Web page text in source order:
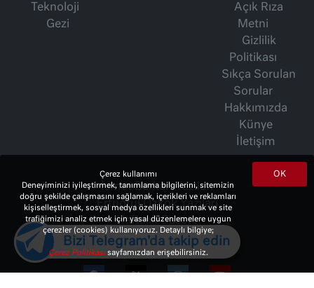
Teknoloji
Gezi
Açık Rıza
Metni
Gizlilik
Politikası
Sıkça Sorulan
Sorular
Hakkımızda
Künye
İletişim
İsmet Berkan Yazıları
Ertuğrul Özkök Yazıları
Haftalık Gazete
OK
Çerez kullanımı
Deneyiminizi iyileştirmek, tanımlama bilgilerini, sitemizin
doğru şekilde çalışmasını sağlamak, içerikleri ve reklamları
kişiselleştirmek, sosyal medya özellikleri sunmak ve site
trafiğimizi analiz etmek için yasal düzenlemelere uygun
çerezler (cookies) kullanıyoruz. Detaylı bilgiye;
Çerez Politikasısayfamızdan erişebilirsiniz.
Bizi Telegram'da takip edin